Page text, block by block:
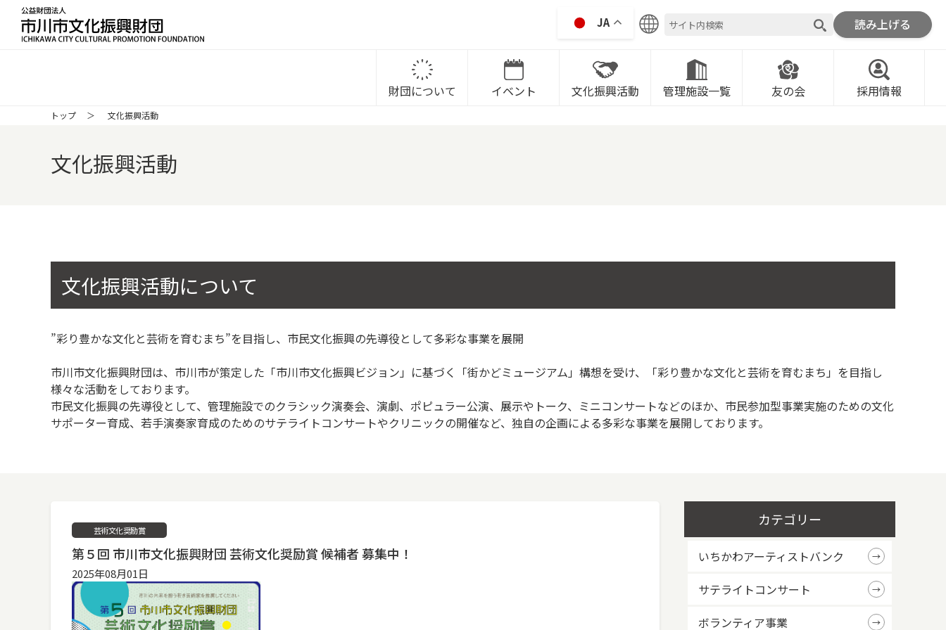
公益財団法人 市川市文化振興財団 ICHIKAWA CITY CULTRURAL PROMOTION FOUNDATION
JA 読み上げる
財団について イベント 文化振興活動 管理施設一覧 友の会 採用情報
トップ 文化振興活動
文化振興活動
文化振興活動について
”彩り豊かな文化と芸術を育むまち”を目指し、市民文化振興の先導役として多彩な事業を展開
市川市文化振興財団は、市川市が策定した「市川市文化振興ビジョン」に基づく「街かどミュージアム」構想を受け、「彩り豊かな文化と芸術を育むまち」を目指し
様々な活動をしております。
市民文化振興の先導役として、管理施設でのクラシック演奏会、演劇、ポピュラー公演、展示やトーク、ミニコンサートなどのほか、市民参加型事業実施のための文化
サポーター育成、若手演奏家育成のためのサテライトコンサートやクリニックの開催など、独自の企画による多彩な事業を展開しております。
芸術文化奨励賞
第５回 市川市文化振興財団 芸術文化奨励賞 候補者 募集中！
2025年08月01日
カテゴリー
いちかわアーティストバンク
サテライトコンサート
ボランティア事業